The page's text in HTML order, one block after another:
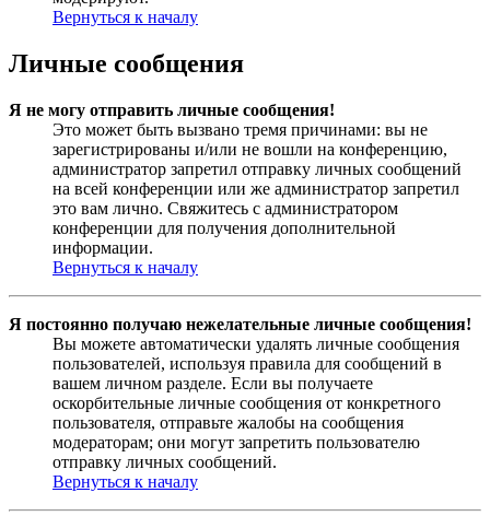
Вернуться к началу
Личные сообщения
Я не могу отправить личные сообщения!
Это может быть вызвано тремя причинами: вы не
зарегистрированы и/или не вошли на конференцию,
администратор запретил отправку личных сообщений
на всей конференции или же администратор запретил
это вам лично. Свяжитесь с администратором
конференции для получения дополнительной
информации.
Вернуться к началу
Я постоянно получаю нежелательные личные сообщения!
Вы можете автоматически удалять личные сообщения
пользователей, используя правила для сообщений в
вашем личном разделе. Если вы получаете
оскорбительные личные сообщения от конкретного
пользователя, отправьте жалобы на сообщения
модераторам; они могут запретить пользователю
отправку личных сообщений.
Вернуться к началу